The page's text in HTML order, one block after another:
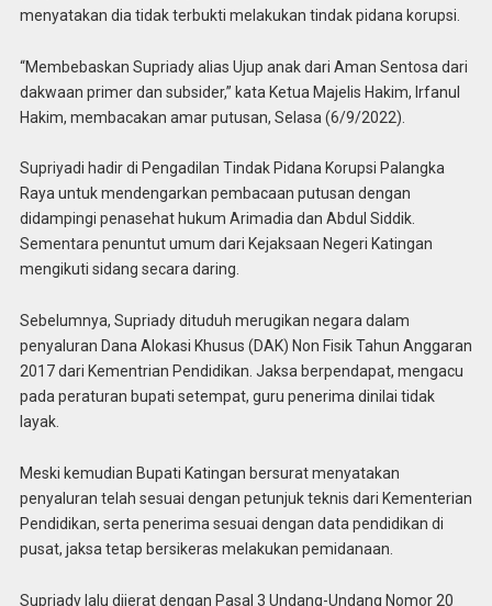
menyatakan dia tidak terbukti melakukan tindak pidana korupsi.
“Membebaskan Supriady alias Ujup anak dari Aman Sentosa dari
dakwaan primer dan subsider,” kata Ketua Majelis Hakim, Irfanul
Hakim, membacakan amar putusan, Selasa (6/9/2022).
Supriyadi hadir di Pengadilan Tindak Pidana Korupsi Palangka
Raya untuk mendengarkan pembacaan putusan dengan
didampingi penasehat hukum Arimadia dan Abdul Siddik.
Sementara penuntut umum dari Kejaksaan Negeri Katingan
mengikuti sidang secara daring.
Sebelumnya, Supriady dituduh merugikan negara dalam
penyaluran Dana Alokasi Khusus (DAK) Non Fisik Tahun Anggaran
2017 dari Kementrian Pendidikan. Jaksa berpendapat, mengacu
pada peraturan bupati setempat, guru penerima dinilai tidak
layak.
Meski kemudian Bupati Katingan bersurat menyatakan
penyaluran telah sesuai dengan petunjuk teknis dari Kementerian
Pendidikan, serta penerima sesuai dengan data pendidikan di
pusat, jaksa tetap bersikeras melakukan pemidanaan.
Supriady lalu dijerat dengan Pasal 3 Undang-Undang Nomor 20